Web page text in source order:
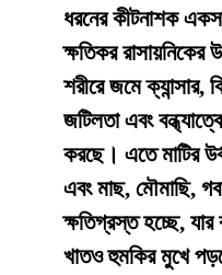
ধরনের কীটনাশক
ক্ষতিকর রাসায়নিকের
শরীরে জমে
জটিলতা এবং
করছে। এতে মাটির
এবং মাছ, মৌমাছি,
ক্ষতিগ্রস্ত হচ্ছে,
খাতও হুমকির মুখে